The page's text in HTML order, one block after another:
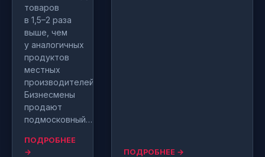
товаров
в 1,5–2 раза
выше, чем
у аналогичных
продуктов
местных
производителей.
Бизнесмены
продают
подмосковный…
ПОДРОБНЕЕ
→
ПОДРОБНЕЕ →